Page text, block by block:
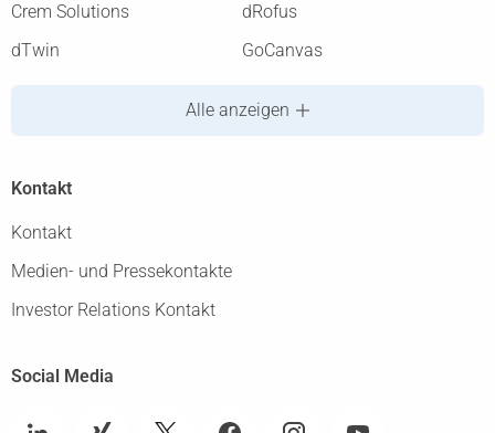
Crem Solutions
dRofus
dTwin
GoCanvas
Alle anzeigen
Kontakt
Kontakt
Medien- und Pressekontakte
Investor Relations Kontakt
Social Media